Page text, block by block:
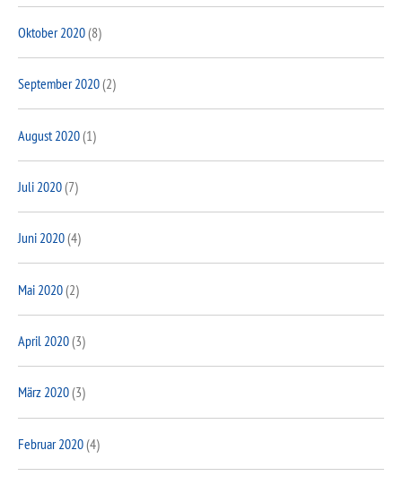
Oktober 2020(8)
September 2020(2)
August 2020(1)
Juli 2020(7)
Juni 2020(4)
Mai 2020(2)
April 2020(3)
März 2020(3)
Februar 2020(4)